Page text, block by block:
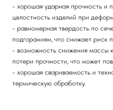
- хорошая ударная прочность и
целостность изделий при
- равномерная твердость по
подгораниям, что снижает риск
- возможность снижения массы
потери прочности, что может
- хорошая свариваемость и
термическую обработку.